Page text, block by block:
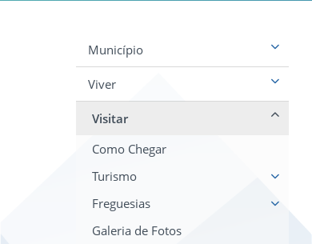
Município
Viver
Visitar
Como Chegar
Turismo
Freguesias
Galeria de Fotos